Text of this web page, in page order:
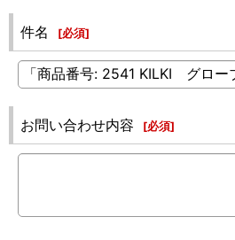
件名 [必須]
お問い合わせ内容 [必須]